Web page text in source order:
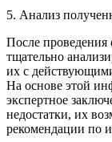
5. Анализ
После
тщательно
их с
На основе этой
экспертное
недостатки, их
рекомендации по